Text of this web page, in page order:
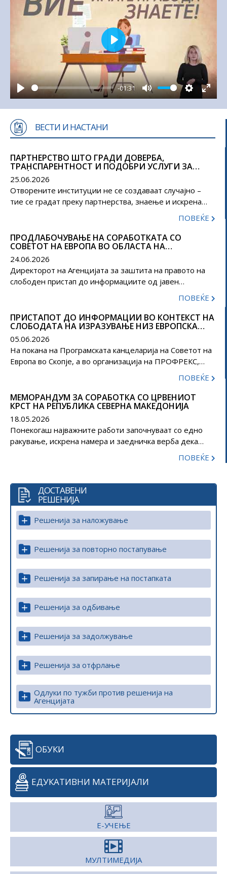
Play
-01:31
Mute Settings
Enter
Play
ВЕСТИ И НАСТАНИ
ПАРТНЕРСТВО ШТО ГРАДИ ДОВЕРБА,
ТРАНСПАРЕНТНОСТ И ПОДОБРИ УСЛУГИ ЗА
ГРАЃАНИТЕ
25.06.2026
Отворените институции не се создаваат случајно –
тие се градат преку партнерства, знаење и искрена
посветеност. Токму затоа, секоја средба што отвора
простор за размена на идеи претставува нов чекор кон
поефикасни институции и подобра услуга за граѓаните.
Директорот на Агенцијата за заштита на правото на
слободен пристап до информациите од јавен
карактер, Петар Гајдов,...
ПОВЕЌЕ
ПРОДЛАБОЧУВАЊЕ НА СОРАБОТКАТА СО
СОВЕТОТ НА ЕВРОПА ВО ОБЛАСТА НА
ПРИСТАПОТ ДО ИНФОРМАЦИИ
24.06.2026
Директорот на Агенцијата за заштита на правото на
слободен пристап до информациите од јавен
Мерсиха Усеин од Совет на Европа. Во рамки на
средбата, директорот Гајдов ја информираше г-а
Усеин за неодамнешната студиска посета во Стразбур,
посветена на регионалната размена на искуства за
пристапот до информации во контекст...
ПОВЕЌЕ
ПРИСТАПОТ ДО ИНФОРМАЦИИ ВО КОНТЕКСТ НА
СЛОБОДАТА НА ИЗРАЗУВАЊЕ НИЗ ЕВРОПСКА
ПЕРСПЕКТИВА: РЕГИОНАЛНА СТУДИСКА ПОСЕТА
ВО СТРАЗБУР
05.06.2026
На покана на Програмската канцеларија на Советот на
Европа во Скопје, а во организација на ПРОФРЕКС,
директорот на Агенцијата за заштита на правото на
слободен пристап до информации од јавен карактер
Петар Гајдов, заедно со правниот советник и
долгогодишен практичар во областа на правото на
пристап до информации Цветан Станоески, учествуваа
на дводневната студиска посета...
ПОВЕЌЕ
МЕМОРАНДУМ ЗА СОРАБОТКА СО ЦРВЕНИОТ
КРСТ НА РЕПУБЛИКА СЕВЕРНА МАКЕДОНИЈА
18.05.2026
Понекогаш најважните работи започнуваат со едно
ракување, искрена намера и заедничка верба дека
директорот на Агенцијата за заштита на правото на
карактер, Петар Гајдов, и генералниот секретар на
Црвен Крст на Република Северна Македонија, Саит
Саити, потпишаа Меморандум за соработка – симбол...
ПОВЕЌЕ
ДОСТАВЕНИ
РЕШЕНИЈА
Решенија за наложување
Решенија за повторно постапување
Решенија за запирање на постапката
Решенија за одбивање
Решенија за задолжување
Решениja за отфрлање
Одлуки по тужби против решенија на
Агенцијата
ОБУКИ
ЕДУКАТИВНИ МАТЕРИЈАЛИ
Е-УЧЕЊЕ
МУЛТИМЕДИЈА